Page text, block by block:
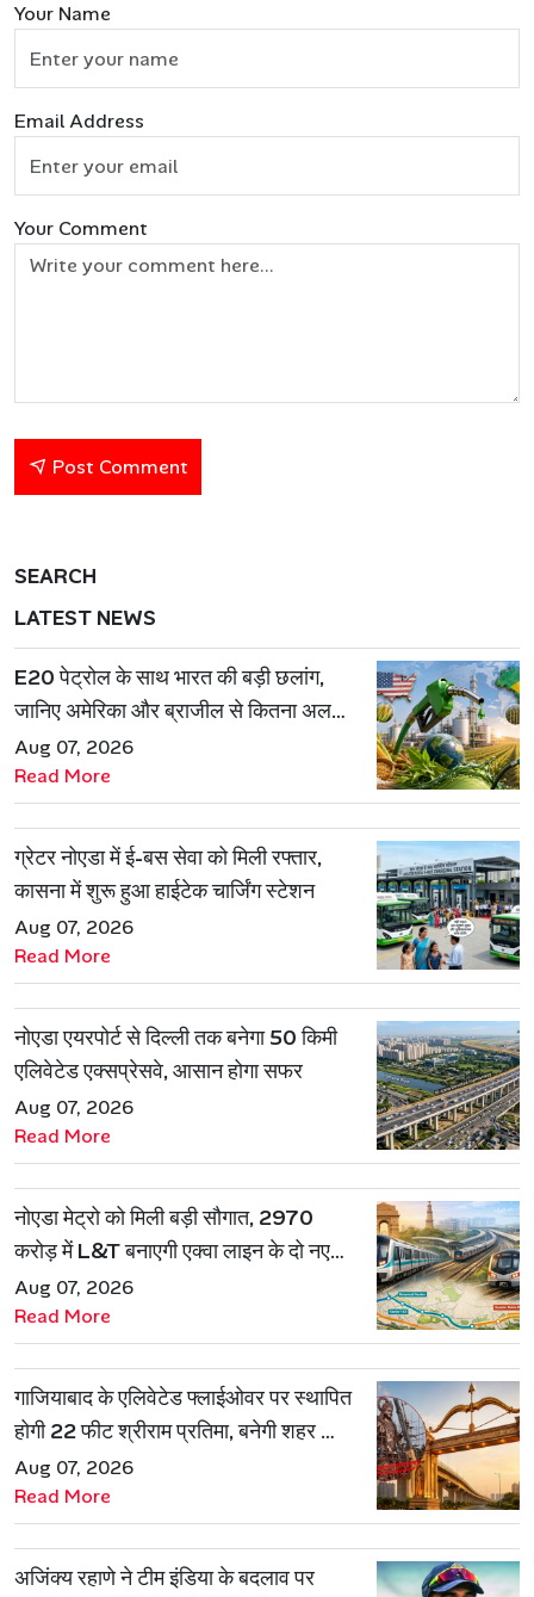
Your Name
Email Address
Your Comment
Post Comment
SEARCH
LATEST NEWS
E20 पेट्रोल के साथ भारत की बड़ी छलांग,
जानिए अमेरिका और ब्राजील से कितना अलग
है एथेनॉल मॉडल
Aug 07, 2026
Read More
ग्रेटर नोएडा में ई-बस सेवा को मिली रफ्तार,
कासना में शुरू हुआ हाईटेक चार्जिंग स्टेशन
Aug 07, 2026
Read More
नोएडा एयरपोर्ट से दिल्ली तक बनेगा 50 किमी
एलिवेटेड एक्सप्रेसवे, आसान होगा सफर
Aug 07, 2026
Read More
नोएडा मेट्रो को मिली बड़ी सौगात, 2970
करोड़ में L&T बनाएगी एक्वा लाइन के दो नए
रूट
Aug 07, 2026
Read More
गाजियाबाद के एलिवेटेड फ्लाईओवर पर स्थापित
होगी 22 फीट श्रीराम प्रतिमा, बनेगी शहर की
नई पहचान
Aug 07, 2026
Read More
अजिंक्य रहाणे ने टीम इंडिया के बदलाव पर